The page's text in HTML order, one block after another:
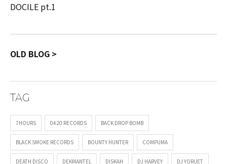
DOCILE pt.1
OLD BLOG >
TAG
7HOURS 0420 RECORDS BACK DROP BOMB
BLACK SMOKE RECORDS BOUNTY HUNTER COMPUMA
DEATH DISCO DEKMANTEL DISKAH DJ HARVEY DJ YORUET